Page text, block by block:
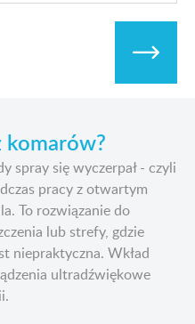
komarów?
spray się wyczerpał - czyli
pracy z otwartym
To rozwiązanie do
lub strefy, gdzie
niepraktyczna. Wkład
ultradźwiękowe